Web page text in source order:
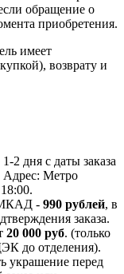
обращение о
приобретения.
имеет
возврату и
2 дня с даты заказа
Адрес: Метро
МКАД - 990 рублей, в
заказа.
20 000 руб. (только
до отделения).
перед